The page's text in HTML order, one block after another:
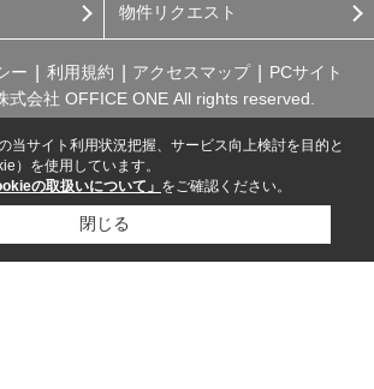
物件リクエスト
ー 利用規約 アクセスマップ
PCサイト
式会社 OFFICE ONE All rights reserved.
当サイト利用状況把握、サービス向上検討を目的と
）を使用しています。
の取扱いについて」 をご確認ください。
閉じる